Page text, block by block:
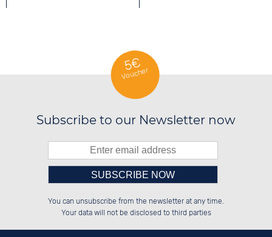
5€
Voucher
Subscribe to our Newsletter now
░░░░██░░░░░░██░░░░░░██░░██░░██░░
░░████░░░░████░░░░████░░██████░░
░░░░██░░░░░░██░░░░░░██░░██░░██░░
Please enter number in the
left hand field.
You can unsubscribe from the newsletter at any time.
Your data will not be disclosed to third parties